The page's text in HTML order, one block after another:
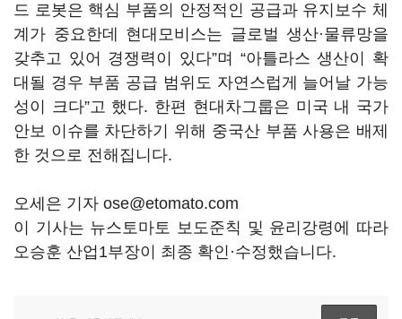
드 로봇은 핵심 부품의 안정적인 공급과 유지보수 체
계가 중요한데 현대모비스는 글로벌 생산·물류망을
갖추고 있어 경쟁력이 있다”며 “아틀라스 생산이 확
대될 경우 부품 공급 범위도 자연스럽게 늘어날 가능
성이 크다”고 했다. 한편 현대차그룹은 미국 내 국가
안보 이슈를 차단하기 위해 중국산 부품 사용은 배제
한 것으로 전해집니다.
오세은 기자 ose@etomato.com
이 기사는 뉴스토마토 보도준칙 및 윤리강령에 따라
오승훈 산업1부장이 최종 확인·수정했습니다.